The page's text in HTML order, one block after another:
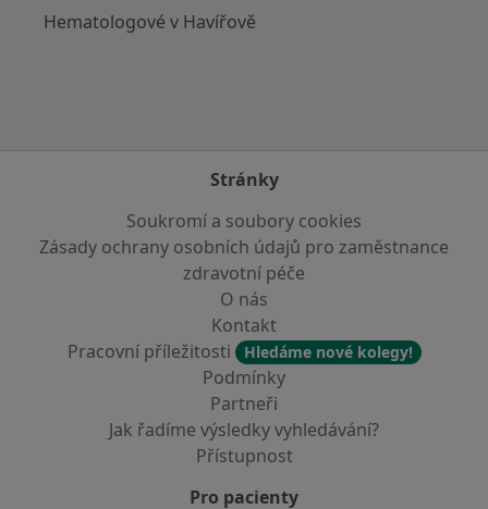
Hematologové v Havířově
Stránky
Soukromí a soubory cookies
Zásady ochrany osobních údajů pro zaměstnance
zdravotní péče
O nás
Kontakt
Pracovní příležitosti
Hledáme nové kolegy!
Podmínky
Partneři
Jak řadíme výsledky vyhledávání?
Přístupnost
Pro pacienty